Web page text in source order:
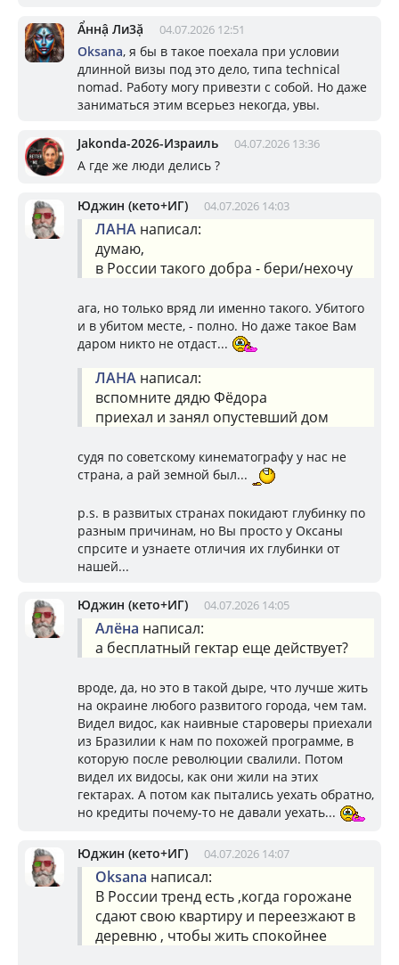
Ẩннậ Ли3ặ 04.07.2026 12:51
Oksana, я бы в такое поехала при условии
длинной визы под это дело, типа technical
nomad. Работу могу привезти с собой. Но даже
заниматься этим всерьез некогда, увы.
Jakonda-2026-Израиль 04.07.2026 13:36
А где же люди делись ?
Юджин (кето+ИГ) 04.07.2026 14:03
ЛАНА написал:
думаю,
в России такого добра - бери/нехочу
ага, но только вряд ли именно такого. Убитого
и в убитом месте, - полно. Но даже такое Вам
даром никто не отдаст...
ЛАНА написал:
вспомните дядю Фёдора
приехал и занял опустевший дом
судя по советскому кинематографу у нас не
страна, а рай земной был...
p.s. в развитых странах покидают глубинку по
разным причинам, но Вы просто у Оксаны
спрсите и узнаете отличия их глубинки от
нашей...
Юджин (кето+ИГ) 04.07.2026 14:05
Алёна написал:
а бесплатный гектар еще действует?
вроде, да, но это в такой дыре, что лучше жить
на окраине любого развитого города, чем там.
Видел видос, как наивные староверы приехали
из Бразилии к нам по похожей программе, в
которую после революции свалили. Потом
видел их видосы, как они жили на этих
гектарах. А потом как пытались уехать обратно,
но кредиты почему-то не давали уехать...
Юджин (кето+ИГ) 04.07.2026 14:07
Oksana написал:
В России тренд есть ,когда горожане
сдают свою квартиру и переезжают в
деревню , чтобы жить спокойнее